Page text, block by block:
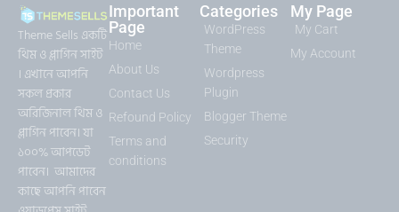
Theme Sells একটি
থিম ও প্লাগিন সাইট
। এখানে আপনি
সকল প্রকার
অরিজিনাল থিম ও
প্লাগিন পাবেন। যা
১০০% আপডেট
পাবেন। আমাদের
কাছে আপনি পাবেন
Important
Page
Home
About Us
Contact Us
Refound Policy
Terms and
conditions
Categories
WordPress
Theme
Wordpress
Plugin
Blogger Theme
Security
My Page
My Cart
My Account